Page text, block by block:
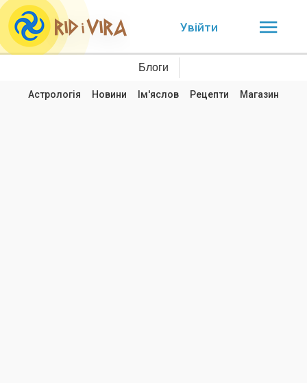
Увійти
Блоги
Астрологія Новини Ім'яслов Рецепти Магазин